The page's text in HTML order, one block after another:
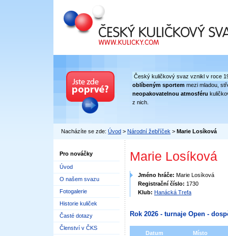
Český kuličkový svaz
Český kuličkový svaz vznikl v roce
oblíbeným sportem mezi mladou,
neopakovatelnou atmosféru
z nich.
Nacházíte se zde: Úvod > Národní žebříček > Marie Losíková
Pro nováčky
Úvod
O našem svazu
Fotogalerie
Historie kuliček
Časté dotazy
Členství v ČKS
Marie Losíková
Jméno hráče: Marie Losíková
Registrační číslo: 1730
Klub: Hanácká Trefa
Rok 2026 - turnaje Open -
Datum Místo